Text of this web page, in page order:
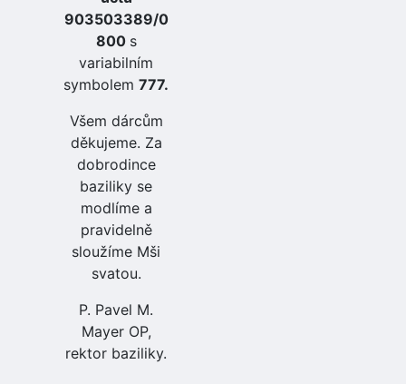
903503389/0
800 s
variabilním
symbolem 777.
Všem dárcům
děkujeme. Za
dobrodince
baziliky se
modlíme a
pravidelně
sloužíme Mši
svatou.
P. Pavel M.
Mayer OP,
rektor baziliky.